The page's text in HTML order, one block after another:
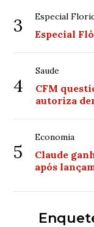
3 Especial
Especial
4
Saude
CFM
autoriza
5
Economia
Claude
após